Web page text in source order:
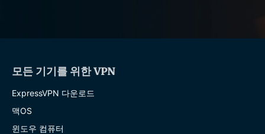
모든 기기를 위한 VPN
ExpressVPN 다운로드
맥OS
윈도우 컴퓨터